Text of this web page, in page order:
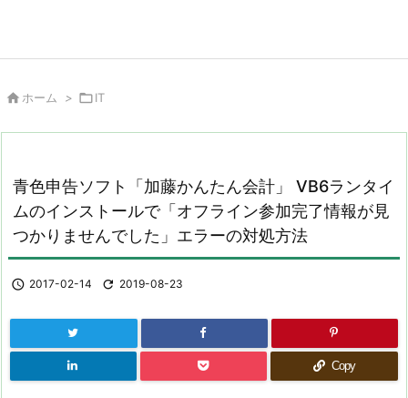
 ホーム > IT
青色申告ソフト「加藤かんたん会計」 VB6ランタイ
ムのインストールで「オフライン参加完了情報が見
つかりませんでした」エラーの対処方法
 2017-02-14  2019-08-23
Copy